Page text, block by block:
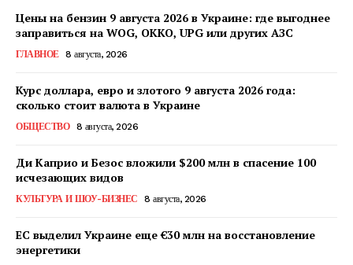
КавПолит
Цены на бензин 9 августа 2026 в Украине: где выгоднее
заправиться на WOG, OKKO, UPG или других АЗС
ГЛАВНОЕ 8 августа, 2026
Курс доллара, евро и злотого 9 августа 2026 года:
сколько стоит валюта в Украине
ОБЩЕСТВО 8 августа, 2026
Ди Каприо и Безос вложили $200 млн в спасение 100
исчезающих видов
КУЛЬТУРА И ШОУ-БИЗНЕС 8 августа, 2026
ЕС выделил Украине еще €30 млн на восстановление
энергетики